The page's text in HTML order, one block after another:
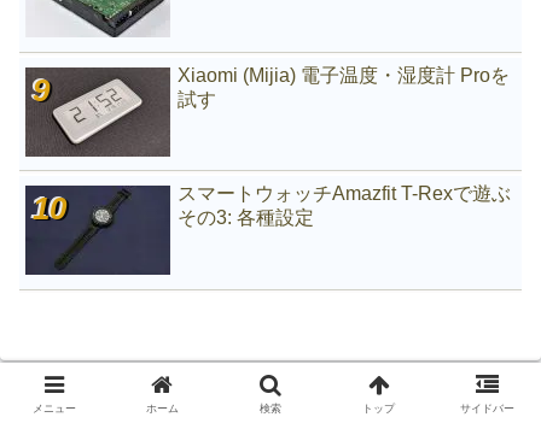
Xiaomi (Mijia) 電子温度・湿度計 Proを
試す
スマートウォッチAmazfit T-Rexで遊ぶ
その3: 各種設定
メニュー ホーム 検索 トップ サイドバー